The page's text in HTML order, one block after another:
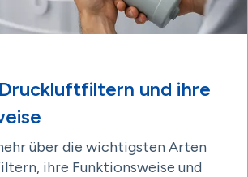
und ihre
über die wichtigsten Arten
ihre Funktionsweise und